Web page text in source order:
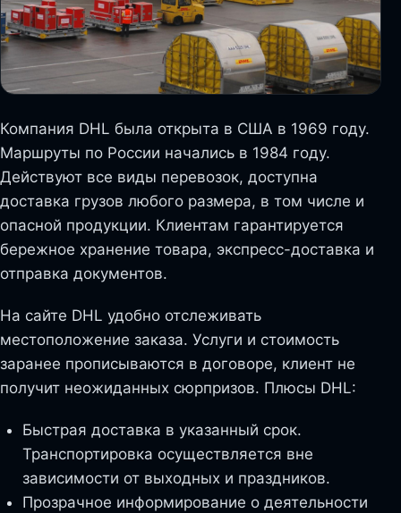
Компания DHL была открыта в США в 1969 году.
Маршруты по России начались в 1984 году.
Действуют все виды перевозок, доступна
доставка грузов любого размера, в том числе и
опасной продукции. Клиентам гарантируется
бережное хранение товара, экспресс-доставка и
отправка документов.
На сайте DHL удобно отслеживать
местоположение заказа. Услуги и стоимость
заранее прописываются в договоре, клиент не
получит неожиданных сюрпризов. Плюсы DHL:
Быстрая доставка в указанный срок.
Транспортировка осуществляется вне
зависимости от выходных и праздников.
Прозрачное информирование о деятельности